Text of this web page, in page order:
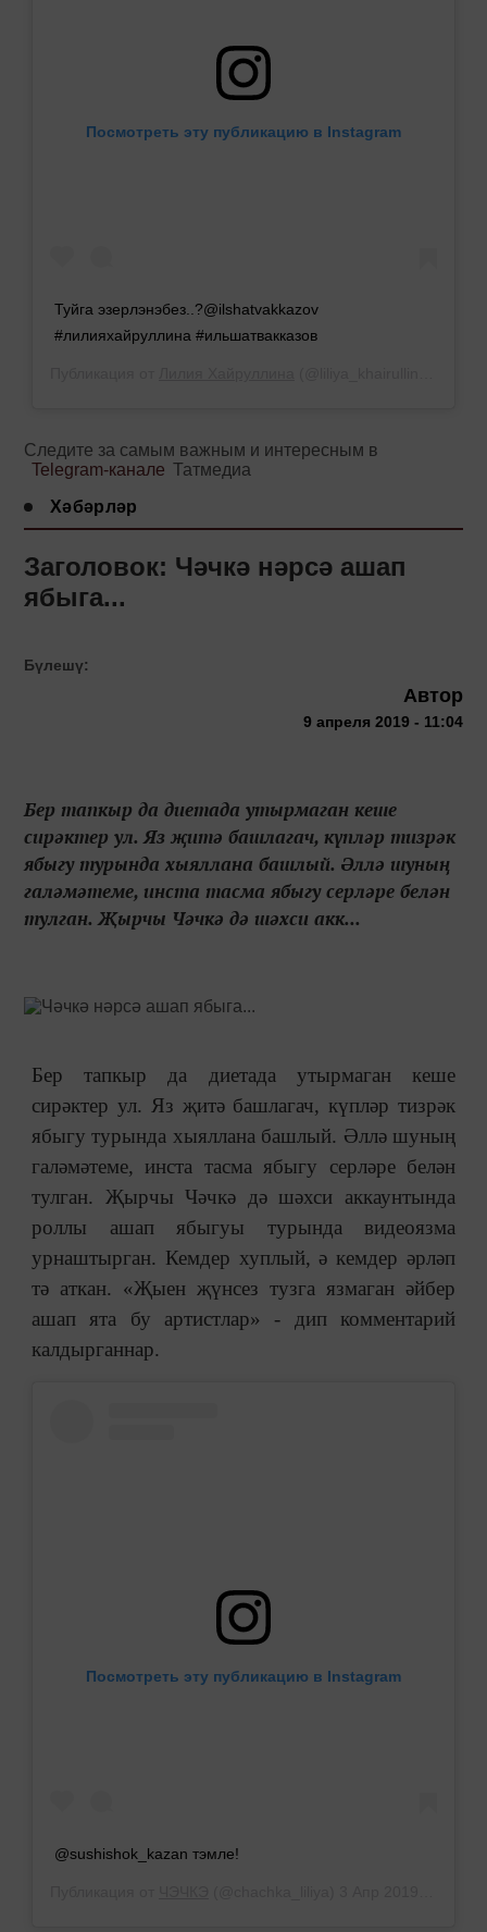
Посмотреть эту публикацию в Instagram
Туйга эзерлэнэбез..?@ilshatvakkazov
#лилияхайруллина #ильшатвакказов
Следите за самым важным и интересным в
Telegram-канале Татмедиа
Хәбәрләр
Заголовок: Чәчкә нәрсә ашап
ябыга...
Бүлешү:
Автор
9 апреля 2019 - 11:04
Бер тапкыр да диетада утырмаган кеше
сирәктер ул. Яз җитә башлагач, күпләр тизрәк
ябыгу турында хыяллана башлый. Әллә шуның
галәмәтеме, инста тасма ябыгу серләре белән
тулган. Җырчы Чәчкә дә шәхси акк...
Бер тапкыр да диетада утырмаган кеше
сирәктер ул. Яз җитә башлагач, күпләр тизрәк
ябыгу турында хыяллана башлый. Әллә шуның
галәмәтеме, инста тасма ябыгу серләре белән
тулган. Җырчы Чәчкә дә шәхси аккаунтында
роллы ашап ябыгуы турында видеоязма
урнаштырган. Кемдер хуплый, ә кемдер әрләп
тә аткан. «Җыен җүнсез тузга язмаган әйбер
ашап ята бу артистлар» - дип комментарий
калдырганнар.
Посмотреть эту публикацию в Instagram
@sushishok_kazan тэмле!